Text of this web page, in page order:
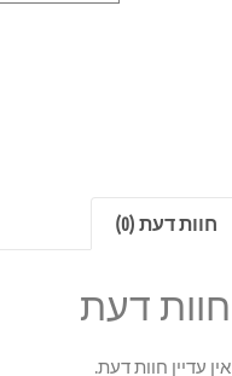
חוות דעת (0)
חוות דעת
אין עדיין חוות דעת.